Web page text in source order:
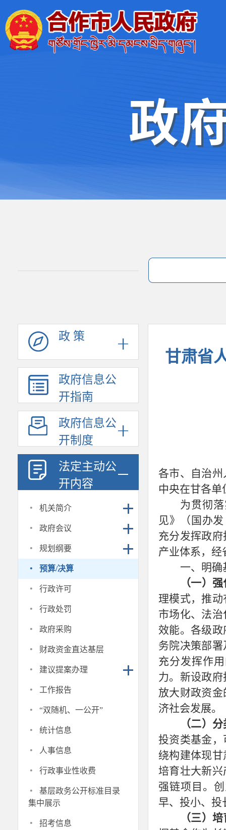
政 策
政府信息公
开指南
政府信息公
开制度
法定主动公
开内容
· 机关简介
· 政府会议
· 规划纲要
· 预算/决算
· 行政许可
· 行政处罚
· 政府采购
· 财政资金直达基层
· 建议提案办理
· 工作报告
· “双随机、一公开”
· 统计信息
· 人事信息
· 行政事业性收费
·
基层政务公开标准目录
集中展示
· 招考信息
甘肃省
各市、自治
中央在甘各单
为贯彻
见》（国办
充分发挥政
产业体系，经
一、明确
（一）
理模式，推
市场化、法
效能。各级
务院决策部
充分发挥作
力。新设政
放大财政资
济社会发展。
（二）
投资类基金
绕构建体现
培育壮大新
强链项目。
早、投小、投
（三）